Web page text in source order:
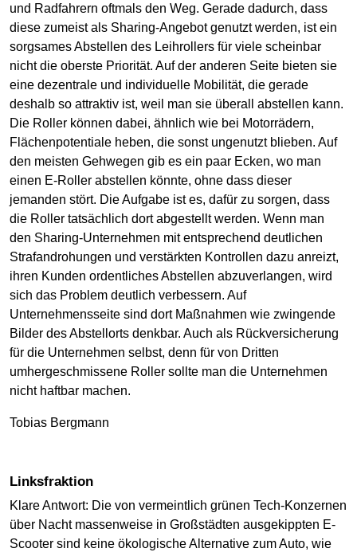
und Radfahrern oftmals den Weg. Gerade dadurch, dass
diese zumeist als Sharing-Angebot genutzt werden, ist ein
sorgsames Abstellen des Leihrollers für viele scheinbar
nicht die oberste Priorität. Auf der anderen Seite bieten sie
eine dezentrale und individuelle Mobilität, die gerade
deshalb so attraktiv ist, weil man sie überall abstellen kann.
Die Roller können dabei, ähnlich wie bei Motorrädern,
Flächenpotentiale heben, die sonst ungenutzt blieben. Auf
den meisten Gehwegen gib es ein paar Ecken, wo man
einen E-Roller abstellen könnte, ohne dass dieser
jemanden stört. Die Aufgabe ist es, dafür zu sorgen, dass
die Roller tatsächlich dort abgestellt werden. Wenn man
den Sharing-Unternehmen mit entsprechend deutlichen
Strafandrohungen und verstärkten Kontrollen dazu anreizt,
ihren Kunden ordentliches Abstellen abzuverlangen, wird
sich das Problem deutlich verbessern. Auf
Unternehmensseite sind dort Maßnahmen wie zwingende
Bilder des Abstellorts denkbar. Auch als Rückversicherung
für die Unternehmen selbst, denn für von Dritten
umhergeschmissene Roller sollte man die Unternehmen
nicht haftbar machen.
Tobias Bergmann
Linksfraktion
Klare Antwort: Die von vermeintlich grünen Tech-Konzernen
über Nacht massenweise in Großstädten ausgekippten E-
Scooter sind keine ökologische Alternative zum Auto, wie